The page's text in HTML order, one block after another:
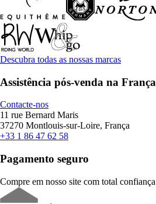
Descubra todas as nossas marcas
Assistência pós-venda na França
Contacte-nos
11 rue Bernard Maris
37270 Montlouis-sur-Loire, França
+33 1 86 47 62 58
Pagamento seguro
Compre em nosso site com total confiança